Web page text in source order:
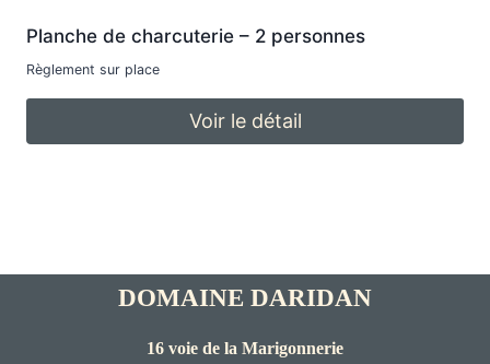
Planche de charcuterie – 2 personnes
Règlement sur place
Voir le détail
DOMAINE DARIDAN
16 voie de la Marigonnerie